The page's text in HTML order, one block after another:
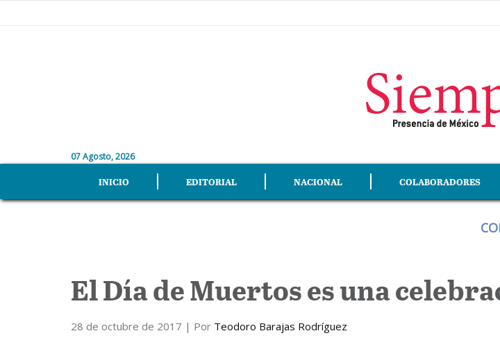
07 Agosto, 2026
INICIO EDITORIAL NACIONAL COLABORADORES
El Día de Muertos es una
28 de octubre de 2017 | Por Teodoro Barajas Rodríguez